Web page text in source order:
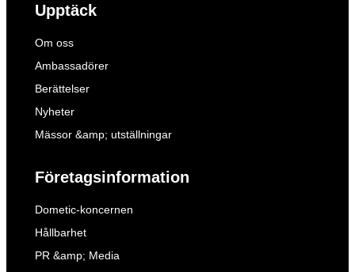
Upptäck
Om oss
Ambassadörer
Berättelser
Nyheter
Mässor &amp; utställningar
Företagsinformation
Dometic-koncernen
Hållbarhet
PR &amp; Media